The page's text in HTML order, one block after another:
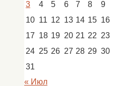
3
4 5 6 7 8
9
10 11 12 13 14 15 16
17 18 19 20 21 22 23
24 25 26 27 28 29 30
31
« Июл